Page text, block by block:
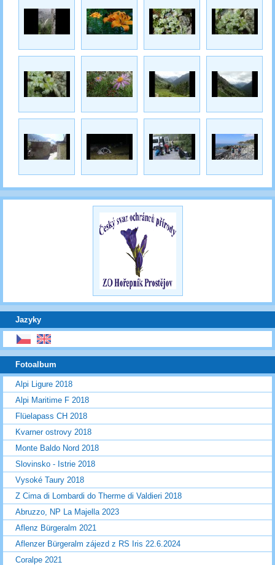
Jazyky
Fotoalbum
Alpi Ligure 2018
Alpi Maritime F 2018
Flüelapass CH 2018
Kvarner ostrovy 2018
Monte Baldo Nord 2018
Slovinsko - Istrie 2018
Vysoké Taury 2018
Z Cima di Lombardi do Therme di Valdieri 2018
Abruzzo, NP La Majella 2023
Aflenz Bürgeralm 2021
Aflenzer Bürgeralm zájezd z RS Iris 22.6.2024
Coralpe 2021